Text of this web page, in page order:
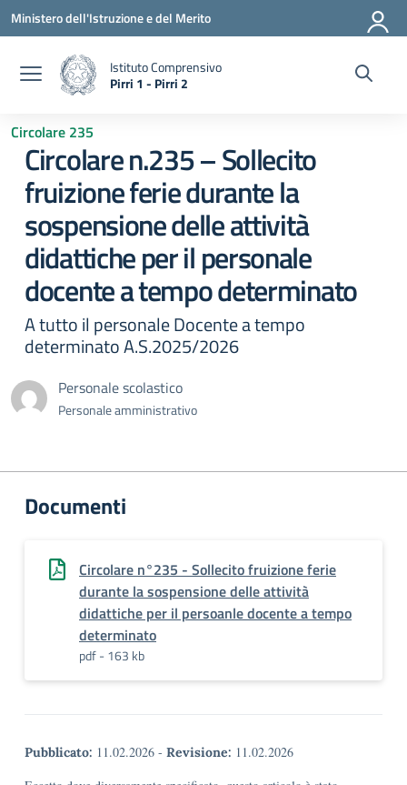
Vai ai contenuti
Vai al menu di navigazione
Vai al footer
Ministero dell'Istruzione e del Merito
Istituto Comprensivo
Pirri 1 - Pirri 2
Circolare 235
Circolare n.235 – Sollecito
fruizione ferie durante la
sospensione delle attività
didattiche per il personale
docente a tempo determinato
A tutto il personale Docente a tempo
determinato A.S.2025/2026
Personale scolastico
Personale amministrativo
Documenti
Circolare n°235 - Sollecito fruizione ferie
durante la sospensione delle attività
didattiche per il persoanle docente a tempo
determinato
pdf - 163 kb
Pubblicato: 11.02.2026 - Revisione: 11.02.2026